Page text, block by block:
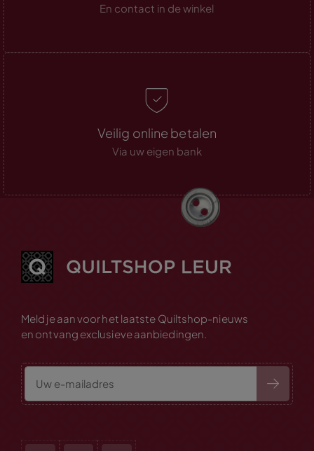
En contact in de winkel
Veilig online betalen
Via uw eigen bank
Meld je aan voor het laatste Quiltshop-nieuws
en ontvang exclusieve aanbiedingen.